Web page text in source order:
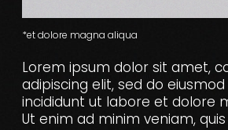
*et dolore magna aliqua
Lorem ipsum dolor sit amet,
adipiscing elit, sed do
incididunt ut labore et dolore
Ut enim ad minim veniam,